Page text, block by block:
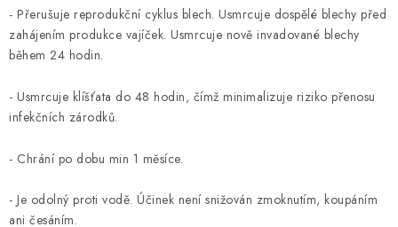
- Přerušuje reprodukční cyklus blech. Usmrcuje dospělé blechy před
zahájením produkce vajíček. Usmrcuje nově invadované blechy
během 24 hodin.
- Usmrcuje klíšťata do 48 hodin, čímž minimalizuje riziko přenosu
infekčních zárodků.
- Chrání po dobu min 1 měsíce.
- Je odolný proti vodě. Účinek není snižován zmoknutím, koupáním
ani česáním.